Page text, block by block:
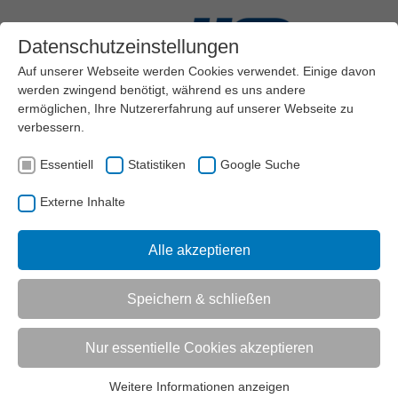
VEREINSMANAGEMENT
UNTERMENÜ
Vorlesen
Informationen zum Readspeaker öffnen
Tipps und Tricks
Datenschutzeinstellungen
Auf unserer Webseite werden Cookies verwendet. Einige davon
werden zwingend benötigt, während es uns andere
ermöglichen, Ihre Nutzererfahrung auf unserer Webseite zu
verbessern.
Essentiell Statistiken Google Suche
Externe Inhalte
Alle akzeptieren
Speichern & schließen
Nur essentielle Cookies akzeptieren
Weitere Informationen anzeigen